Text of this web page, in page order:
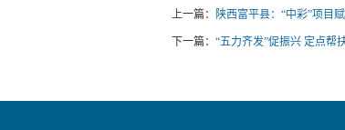
上一篇： 陕西富平县：“中彩”项目
下一篇： “五力齐发”促振兴 定点